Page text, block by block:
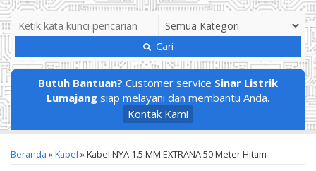
Cari
Butuh Bantuan? Customer service Sinar Listrik
Lumajang siap melayani dan membantu Anda.
Kontak Kami
Beranda »Kabel »Kabel NYA 1.5 MM EXTRANA 50 Meter Hitam